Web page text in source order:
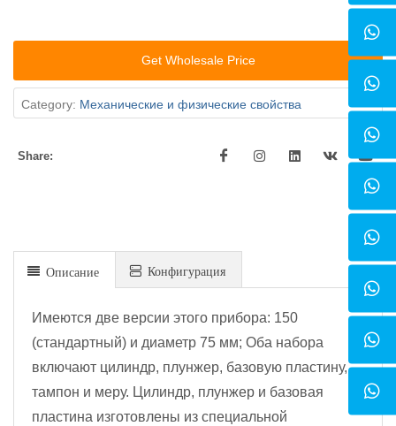
Get Wholesale Price
Category: Механические и физические свойства
Share:
Описание Конфигурация
Имеются две версии этого прибора: 150
(стандартный) и диаметр 75 мм; Оба набора
включают цилиндр, плунжер, базовую пластину,
тампон и меру. Цилиндр, плунжер и базовая
пластина изготовлены из специальной